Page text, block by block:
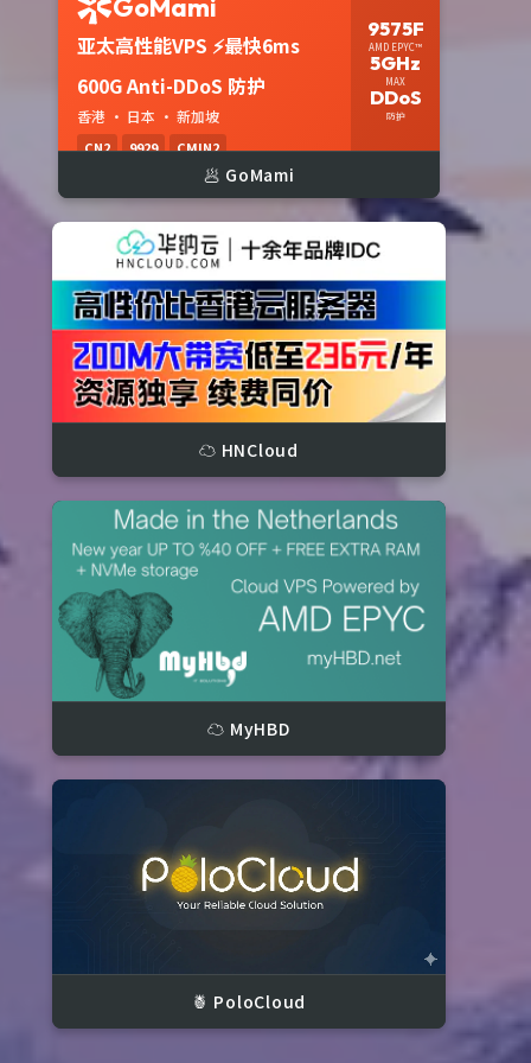
MB
Enabled)
🥟 GoMami
☁️ HNCloud
☁️ MyHBD
🍍 PoloCloud